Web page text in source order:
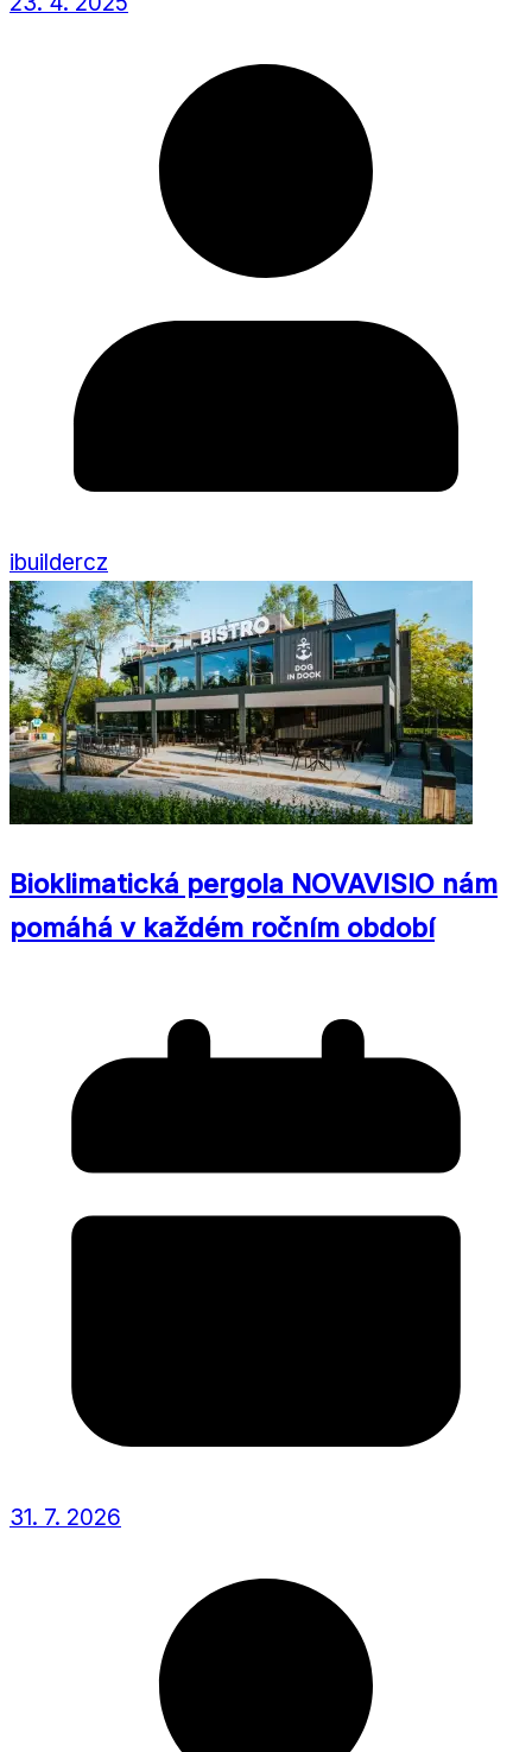
ibuildercz
Bioklimatická pergola NOVAVISIO nám
pomáhá v každém ročním období
31. 7. 2026